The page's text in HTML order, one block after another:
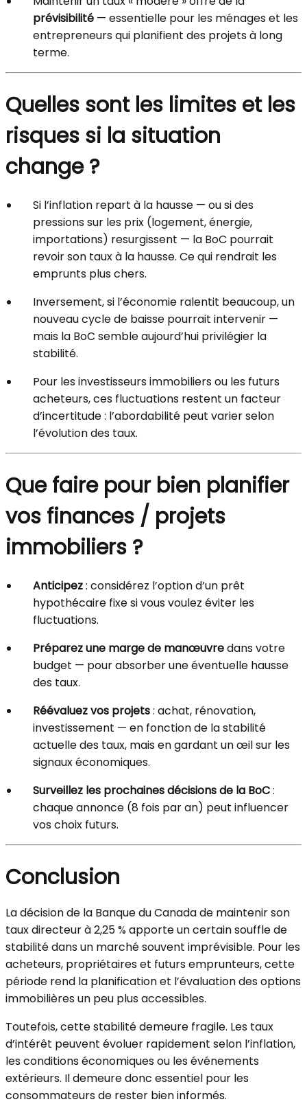
prévisibilité — essentielle pour les ménages et les
entrepreneurs qui planifient des projets à long
terme.
Quelles sont les limites et les
risques si la situation
change ?
Si l’inflation repart à la hausse — ou si des
pressions sur les prix (logement, énergie,
importations) resurgissent — la BoC pourrait
revoir son taux à la hausse. Ce qui rendrait les
emprunts plus chers.
Inversement, si l’économie ralentit beaucoup, un
nouveau cycle de baisse pourrait intervenir —
mais la BoC semble aujourd’hui privilégier la
stabilité.
Pour les investisseurs immobiliers ou les futurs
acheteurs, ces fluctuations restent un facteur
d’incertitude : l’abordabilité peut varier selon
l’évolution des taux.
Que faire pour bien planifier
vos finances / projets
immobiliers ?
Anticipez: considérez l’option d’un prêt
hypothécaire fixe si vous voulez éviter les
fluctuations.
Préparez une marge de manœuvredans votre
budget — pour absorber une éventuelle hausse
des taux.
Réévaluez vos projets: achat, rénovation,
investissement — en fonction de la stabilité
actuelle des taux, mais en gardant un œil sur les
signaux économiques.
Surveillez les prochaines décisions de la BoC:
chaque annonce (8 fois par an) peut influencer
vos choix futurs.
Conclusion
La décision de la Banque du Canada de maintenir son
taux directeur à 2,25 % apporte un certain souffle de
stabilité dans un marché souvent imprévisible. Pour les
acheteurs, propriétaires et futurs emprunteurs, cette
période rend la planification et l’évaluation des options
immobilières un peu plus accessibles.
Toutefois, cette stabilité demeure fragile. Les taux
d’intérêt peuvent évoluer rapidement selon l’inflation,
les conditions économiques ou les événements
extérieurs. Il demeure donc essentiel pour les
consommateurs de rester bien informés.